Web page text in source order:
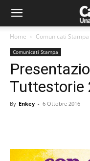
Home Comunicati Stampa
Comunicati Stampa
Tuttestorie
By Enkey - 6 Ottobre 2016